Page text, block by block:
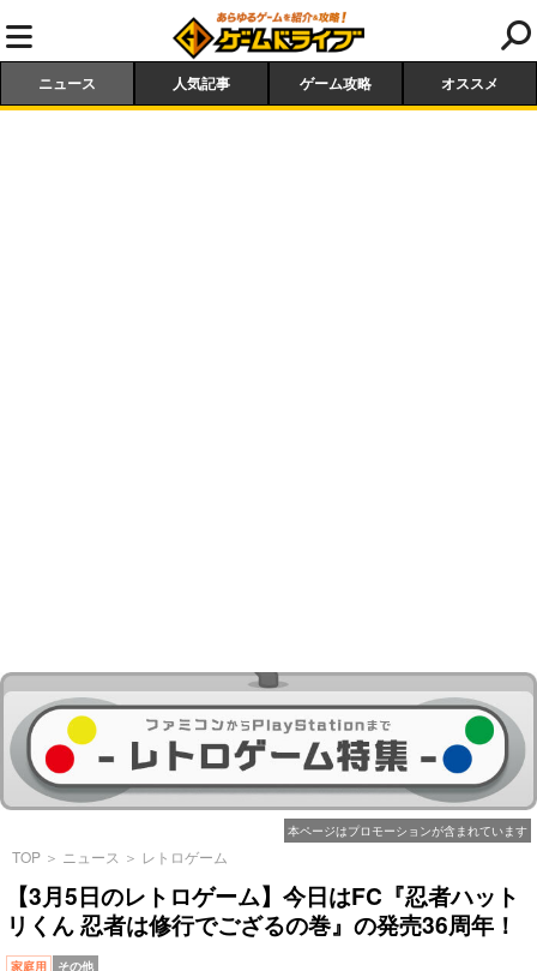
ニュース 人気記事 ゲーム攻略 オススメ
本ページはプロモーションが含まれています
TOP ＞ ニュース ＞ レトロゲーム
【3月5日のレトロゲーム】今日はFC『忍者ハット
リくん 忍者は修行でござるの巻』の発売36周年！
家庭用 その他